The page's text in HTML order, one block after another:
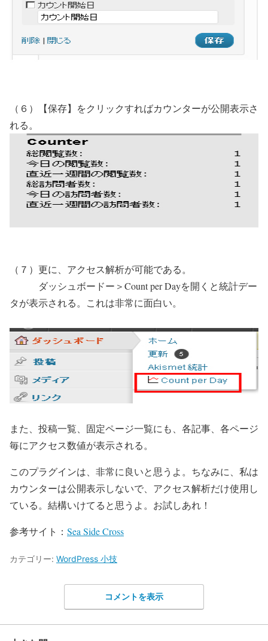
（６）【保存】をクリックすればカウンターが公開表示さ
れる。
（７）更に、アクセス解析が可能である。
ダッシュボードー＞Count per Dayを開くと統計デー
タが表示される。これは非常に面白い。
また、投稿一覧、固定ページ一覧にも、各記事、各ページ
毎にアクセス数値が表示される。
このプラグインは、非常に良いと思うよ。ちなみに、私は
カウンターは公開表示しないで、アクセス解析だけ使用し
ている。結構いけてると思うよ。お試しあれ！
参考サイト： Sea Side Cross
カテゴリー: WordPress 小技
コメントを表示